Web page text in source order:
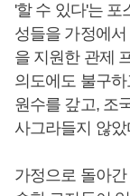
'할 수 있다'는 포
성들을 가정에
을 지원한 관제
의도에도 불구
원수를 갚고, 조
사그라들지 않았
가정으로 돌아간